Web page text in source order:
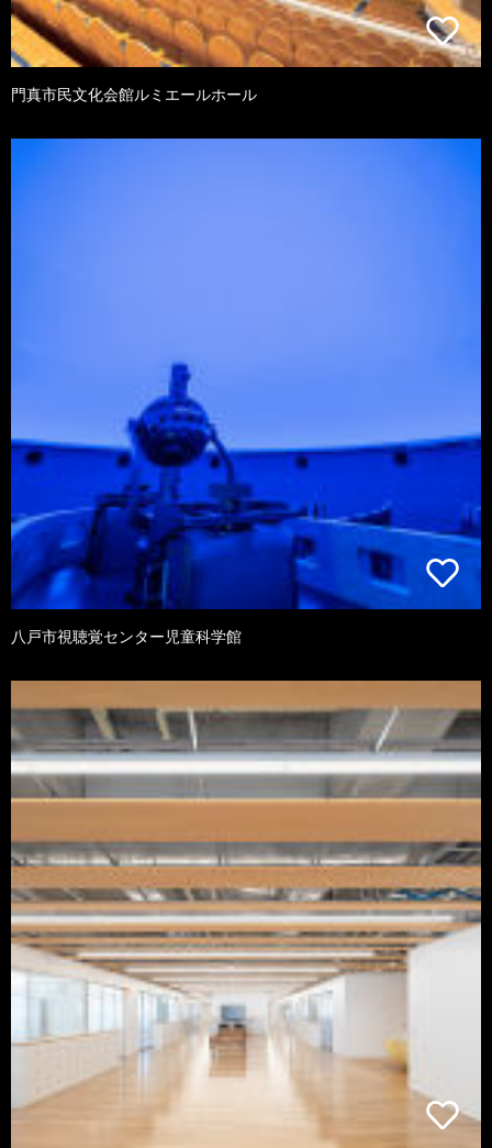
門真市民文化会館ルミエールホール
八戸市視聴覚センター児童科学館